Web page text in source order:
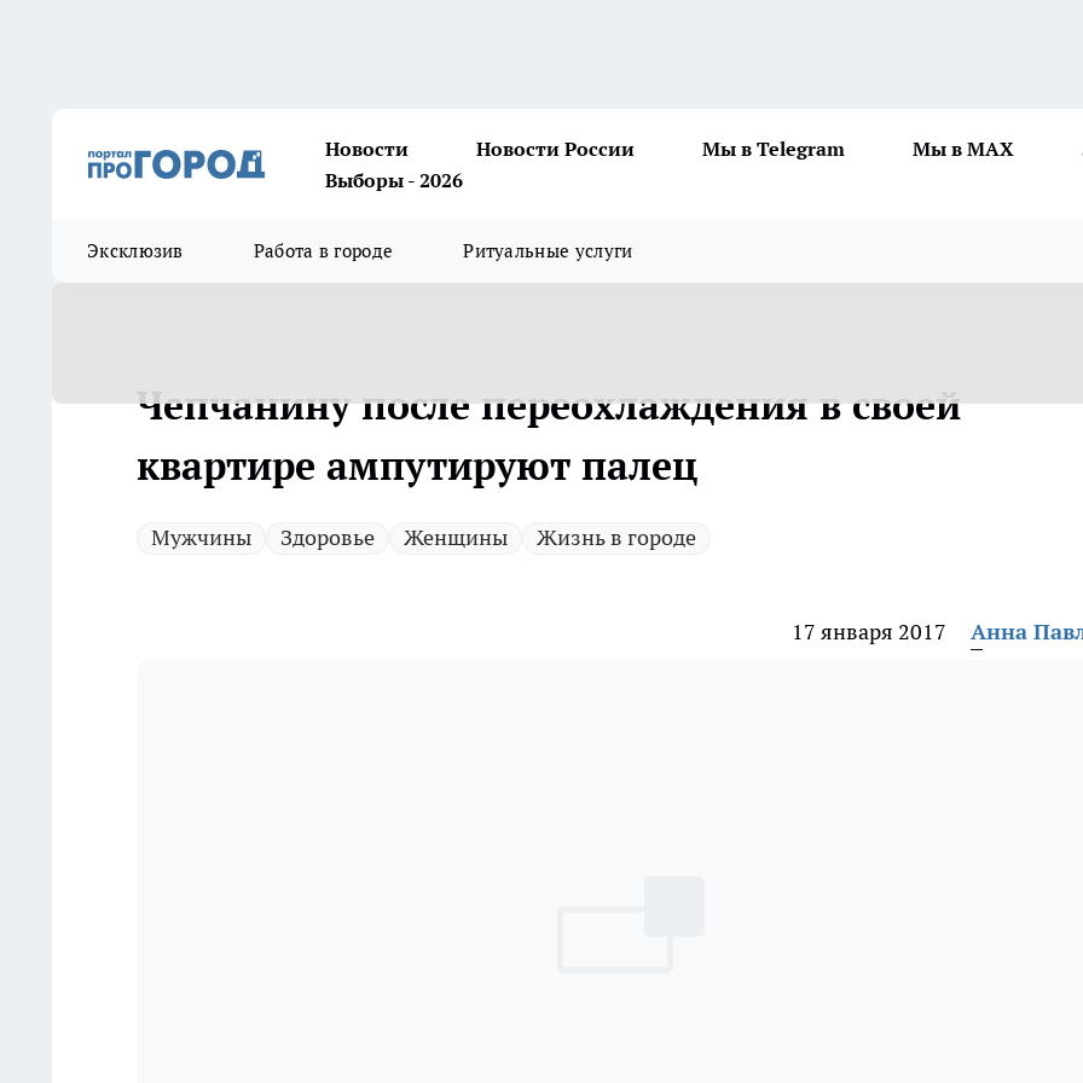
Новости Новости России Мы в Telegram Мы в MAX
Выборы - 2026
Эксклюзив Работа в городе Ритуальные услуги
Чепчанину после переохлаждения в своей
квартире ампутируют палец
Мужчины Здоровье Женщины Жизнь в городе
17 января 2017 Анна